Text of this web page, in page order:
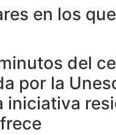
en los
del
por la
iniciativa